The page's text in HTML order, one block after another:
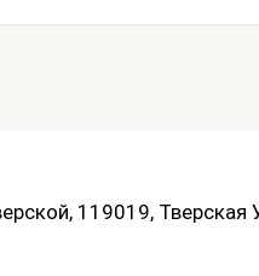
119019, Тверская